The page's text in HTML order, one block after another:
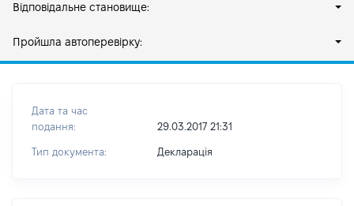
Відповідальне становище:
Пройшла автоперевірку:
Дата та час
подання:
29.03.2017 21:31
Тип документа: Декларація